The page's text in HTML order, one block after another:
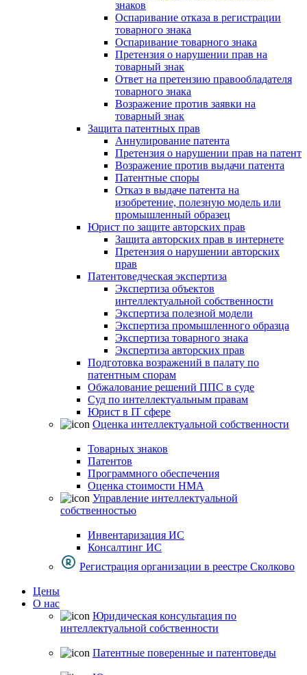
знаков
Оспаривание отказа в регистрации
товарного знака
Оспаривание товарного знака
Претензия о нарушении прав на
товарный знак
Ответ на претензию правообладателя
товарного знака
Возражение против заявки на
товарный знак
Защита патентных прав
Аннулирование патента
Претензия о нарушении прав на патент
Возражение против выдачи патента
Патентные споры
Отказ в выдаче патента на
изобретение, полезную модель или
промышленный образец
Юрист по защите авторских прав
Защита авторских прав в интернете
Претензия о нарушении авторских
прав
Патентоведческая экспертиза
Экспертиза объектов
интеллектуальной собственности
Экспертиза полезной модели
Экспертиза промышленного образца
Экспертиза товарного знака
Экспертиза авторских прав
Подготовка возражений в палату по
патентным спорам
Обжалование решений ППС в суде
Суд по интеллектуальным правам
Юрист в IT сфере
Оценка интеллектуальной собственности
Товарных знаков
Патентов
Программного обеспечения
Оценка стоимости НМА
Управление интеллектуальной
собственностью
Инвентаризация ИС
Консалтинг ИС
Регистрация организации в реестре Сколково
Цены
О нас
Юридическая консультация по
интеллектуальной собственности
Патентные поверенные и патентоведы